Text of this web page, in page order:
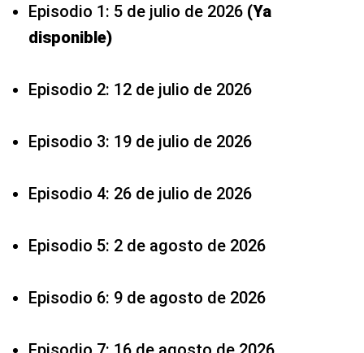
Episodio 1: 5 de julio de 2026 (Ya
disponible)
Episodio 2: 12 de julio de 2026
Episodio 3: 19 de julio de 2026
Episodio 4: 26 de julio de 2026
Episodio 5: 2 de agosto de 2026
Episodio 6: 9 de agosto de 2026